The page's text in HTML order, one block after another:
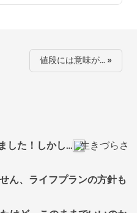
値段には意味が… »
した！しかし… 生きづらさ
ん、ライフプランの方針も